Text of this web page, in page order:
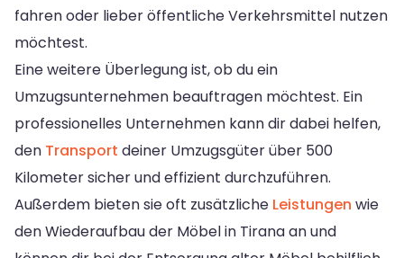
fahren oder lieber öffentliche Verkehrsmittel nutzen
möchtest.
Eine weitere Überlegung ist, ob du ein
Umzugsunternehmen beauftragen möchtest. Ein
professionelles Unternehmen kann dir dabei helfen,
den Transport deiner Umzugsgüter über 500
Kilometer sicher und effizient durchzuführen.
Außerdem bieten sie oft zusätzliche Leistungen wie
den Wiederaufbau der Möbel in Tirana an und